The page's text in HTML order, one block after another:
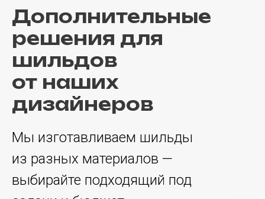
Дополнительные
решения для
шильдов
от наших
дизайнеров
Мы изготавливаем шильды
из разных материалов —
выбирайте подходящий под